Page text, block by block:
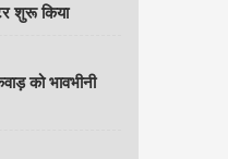
शुरू किया
को भावभीनी